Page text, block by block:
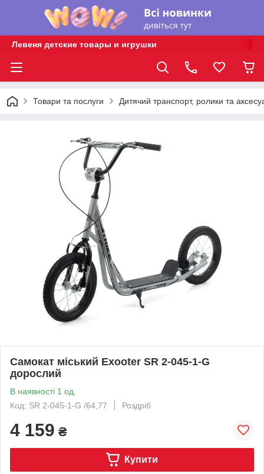
Левеня детские товары и игрушки
Товари та послуги Дитячий транспорт, ролики та
Самокат міський Exooter SR 2-045-1-G
дорослий
В наявності 1 од.
Код: SR 2-045-1-G /64,77
Роздріб
4 159 ₴
Купити